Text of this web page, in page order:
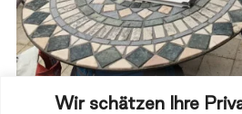
Wir schätzen Ihre